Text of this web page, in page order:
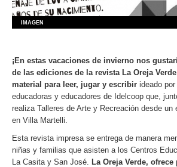
IMAGEN
¡En estas vacaciones de invierno nos
de las ediciones de la revista La Oreja
material para leer, jugar y escribir ideado
educadoras y educadores de Idelcoop que,
realiza Talleres de Arte y Recreación desde un
en Villa Martelli.
Esta revista impresa se entrega de manera
niñas y familias que asisten a los Centros
La Casita y San José. La Oreja Verde,